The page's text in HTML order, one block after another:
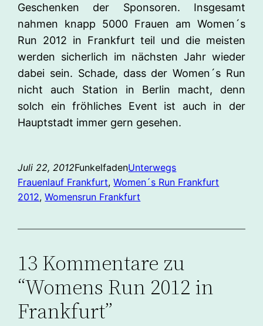
Geschenken der Sponsoren. Insgesamt
nahmen knapp 5000 Frauen am Women´s
Run 2012 in Frankfurt teil und die meisten
werden sicherlich im nächsten Jahr wieder
dabei sein. Schade, dass der Women´s Run
nicht auch Station in Berlin macht, denn
solch ein fröhliches Event ist auch in der
Hauptstadt immer gern gesehen.
Juli 22, 2012FunkelfadenUnterwegs
Frauenlauf Frankfurt, Women´s Run Frankfurt
2012, Womensrun Frankfurt
13 Kommentare zu
“Womens Run 2012 in
Frankfurt”